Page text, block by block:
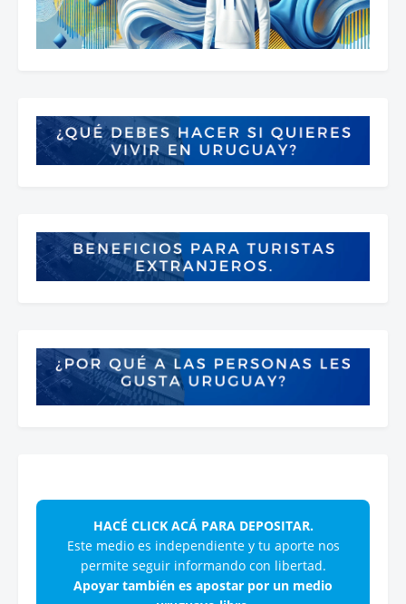
HACÉ CLICK ACÁ PARA DEPOSITAR.
Este medio es independiente y tu aporte nos
permite seguir informando con libertad.
Apoyar también es apostar por un medio